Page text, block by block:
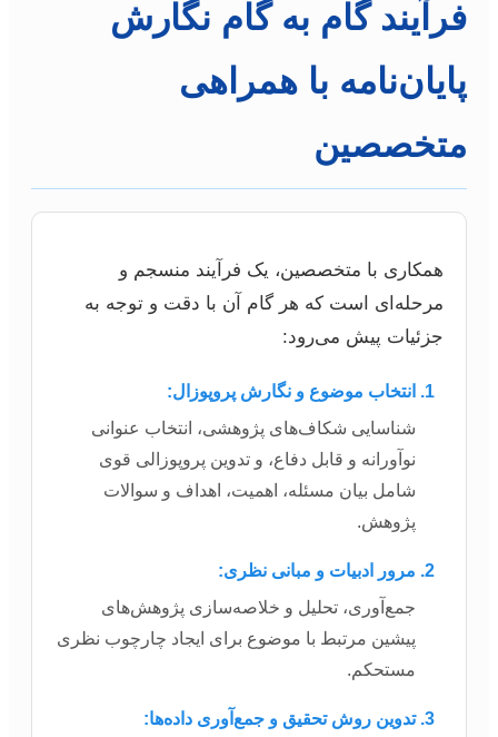
فرآیند گام به گام نگارش
پایان‌نامه با همراهی
متخصصین
همکاری با متخصصین، یک فرآیند منسجم و
مرحله‌ای است که هر گام آن با دقت و توجه به
جزئیات پیش می‌رود:
انتخاب موضوع و نگارش پروپوزال:
شناسایی شکاف‌های پژوهشی، انتخاب عنوانی
نوآورانه و قابل دفاع، و تدوین پروپوزالی قوی
شامل بیان مسئله، اهمیت، اهداف و سوالات
پژوهش.
مرور ادبیات و مبانی نظری:
جمع‌آوری، تحلیل و خلاصه‌سازی پژوهش‌های
پیشین مرتبط با موضوع برای ایجاد چارچوب نظری
مستحکم.
تدوین روش تحقیق و جمع‌آوری داده‌ها: